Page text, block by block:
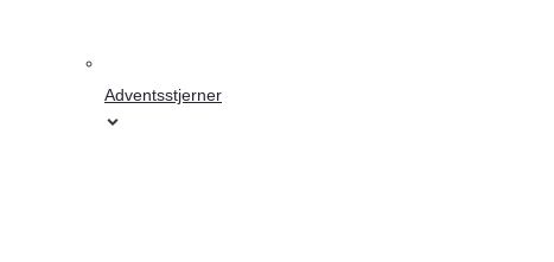
Adventsstjerner